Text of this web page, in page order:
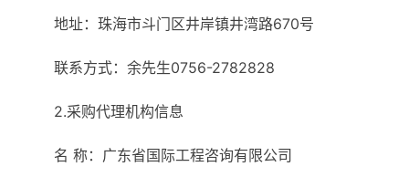
地址：珠海市斗门区井岸镇井湾路670号
联系方式：余先生0756-2782828
2.采购代理机构信息
名 称：广东省国际工程咨询有限公司